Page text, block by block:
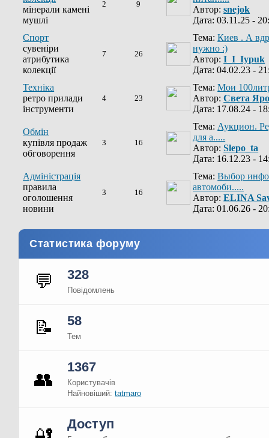
мінерали камені
мушлі
2 9
Автор:snejok
Дата: 03.11.25 -
Спорт
сувеніри
атрибутика
колекції
7 26
Тема:Киев . А
нужно :)
Автор:I_I_Iypuk
Дата: 04.02.23 -
Техніка
ретро прилади
інструменти
4 23
Тема:Мои
Автор:Света
Дата: 17.08.24 -
Обмін
купівля продаж
обговорення
3 16
Тема: Аукцион.
для а.....
Автор:Slepo_ta
Дата: 16.12.23 -
Адміністрація
правила
оголошення
новини
3 16
Тема:Выбор
автомоби.....
Автор:ELINA
Дата: 01.06.26 -
Статистика форуму
💬 328
Повідомлень
📝 58
Тем
👥
1367
Користувачів
Найновіший:tatmaro
Доступ